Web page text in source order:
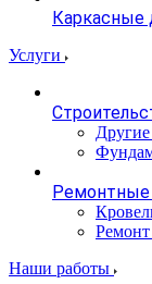
Каркасные
Услуги
Ремонтные
Ремонт
Наши работы